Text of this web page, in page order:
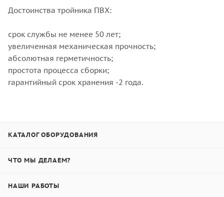
Достоинства тройника ПВХ:
срок службы не менее 50 лет;
увеличенная механическая прочность;
абсолютная герметичность;
простота процесса сборки;
гарантийный срок хранения -2 года.
КАТАЛОГ ОБОРУДОВАНИЯ
ЧТО МЫ ДЕЛАЕМ?
НАШИ РАБОТЫ